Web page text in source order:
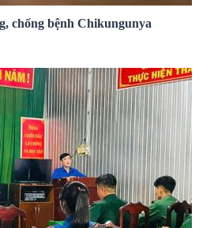
chống bệnh Chikungunya